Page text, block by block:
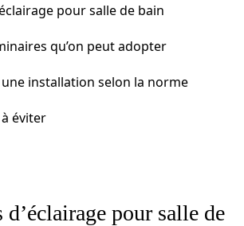
pour salle de bain
qu’on peut adopter
installation selon la norme
éviter
d’éclairage pour salle de